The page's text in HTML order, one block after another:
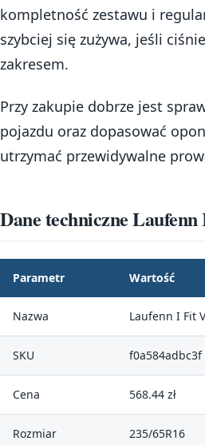
kompletność zestawu i
szybciej się zużywa, jeśli
zakresem.
Przy zakupie dobrze jest
pojazdu oraz dopasować
utrzymać przewidywalne
Dane techniczne
Parametr Wartość
Nazwa Laufenn I Fit
SKU f0a584adbc3f
Cena 568.44 zł
Rozmiar 235/65R16